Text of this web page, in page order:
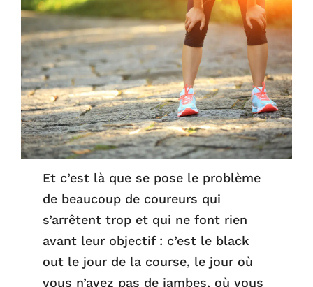
Et c’est là que se pose le problème
de beaucoup de coureurs qui
s’arrêtent trop et qui ne font rien
avant leur objectif : c’est le black
out le jour de la course, le jour où
vous n’avez pas de jambes, où vous